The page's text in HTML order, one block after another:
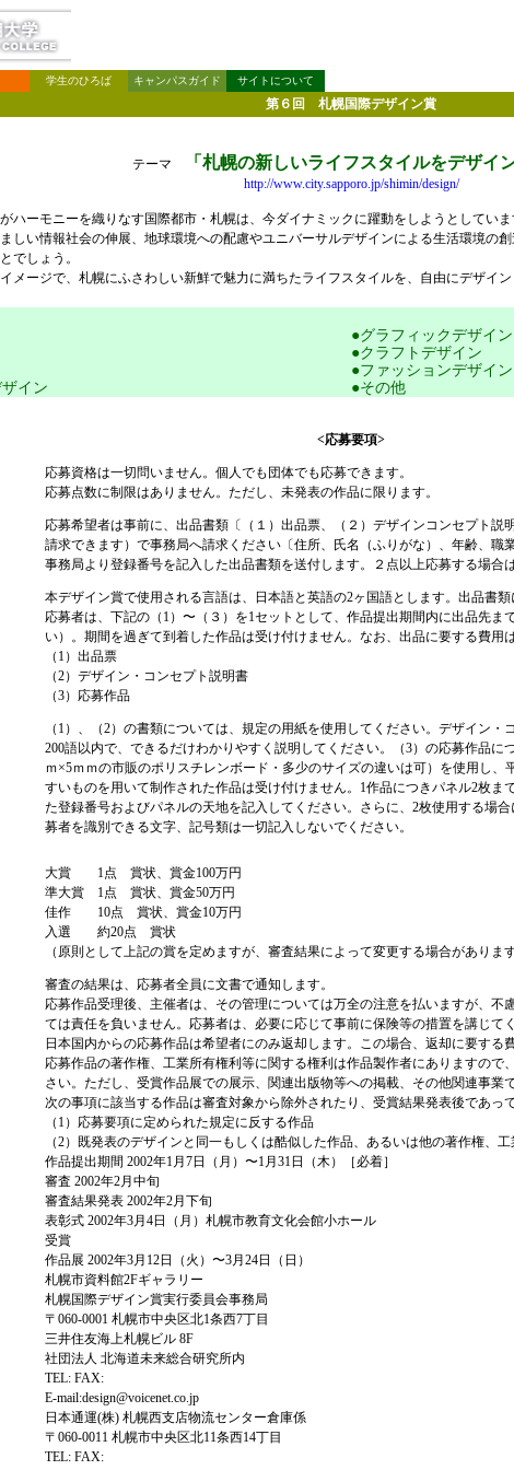
学生のひろば キャンパスガイド サイトについて
第６回 札幌国際デザイン賞
テーマ 「札幌の新しいライフスタイルをデザイ
http://www.city.sapporo.jp/shimin/design/
ハーモニーを織りなす国際都市・札幌は、今ダイナミックに躍動をしようとしていま
しい情報社会の伸展、地球環境への配慮やユニバーサルデザインによる生活環境の
でしょう。
メージで、札幌にふさわしい新鮮で魅力に満ちたライフスタイルを、自由にデザイ
イン
●グラフィックデザイン
●クラフトデザイン
●ファッションデザイン
●その他
<応募要項>
応募資格は一切問いません。個人でも団体でも応募できます。
応募点数に制限はありません。ただし、未発表の作品に限ります。
応募希望者は事前に、出品書類〔（１）出品票、（２）デザインコンセプト説
請求できます）で事務局へ請求ください〔住所、氏名（ふりがな）、年齢、職
事務局より登録番号を記入した出品書類を送付します。２点以上応募する場合
本デザイン賞で使用される言語は、日本語と英語の2ヶ国語とします。出品書
応募者は、下記の（1）〜（３）を1セットとして、作品提出期間内に出品先
い）。期間を過ぎて到着した作品は受け付けません。なお、出品に要する費用
（1）出品票
（2）デザイン・コンセプト説明書
（3）応募作品
（1）、（2）の書類については、規定の用紙を使用してください。デザイン
200語以内で、できるだけわかりやすく説明してください。（3）の応募作品に
ｍ×5ｍｍの市販のポリスチレンボード・多少のサイズの違いは可）を使用し
すいものを用いて制作された作品は受け付けません。1作品につきパネル2枚
た登録番号およびパネルの天地を記入してください。さらに、2枚使用する場
募者を識別できる文字、記号類は一切記入しないでください。
大賞 1点 賞状、賞金100万円
準大賞 1点 賞状、賞金50万円
佳作 10点 賞状、賞金10万円
入選 約20点 賞状
（原則として上記の賞を定めますが、審査結果によって変更する場合があります
審査の結果は、応募者全員に文書で通知します。
応募作品受理後、主催者は、その管理については万全の注意を払いますが、
ては責任を負いません。応募者は、必要に応じて事前に保険等の措置を講じてく
日本国内からの応募作品は希望者にのみ返却します。この場合、返却に要する
応募作品の著作権、工業所有権利等に関する権利は作品製作者にありますの
さい。ただし、受賞作品展での展示、関連出版物等への掲載、その他関連事業
次の事項に該当する作品は審査対象から除外されたり、受賞結果発表後であっ
（1）応募要項に定められた規定に反する作品
（2）既発表のデザインと同一もしくは酷似した作品、あるいは他の著作権、
作品提出期間 2002年1月7日（月）〜1月31日（木）［必着］
審査 2002年2月中旬
審査結果発表 2002年2月下旬
表彰式 2002年3月4日（月）札幌市教育文化会館小ホール
受賞
作品展 2002年3月12日（火）〜3月24日（日）
札幌市資料館2Fギャラリー
札幌国際デザイン賞実行委員会事務局
〒060-0001 札幌市中央区北1条西7丁目
三井住友海上札幌ビル 8F
社団法人 北海道未来総合研究所内
TEL: FAX:
E-mail:design@voicenet.co.jp
日本通運(株) 札幌西支店物流センター倉庫係
〒060-0011 札幌市中央区北11条西14丁目
TEL: FAX: